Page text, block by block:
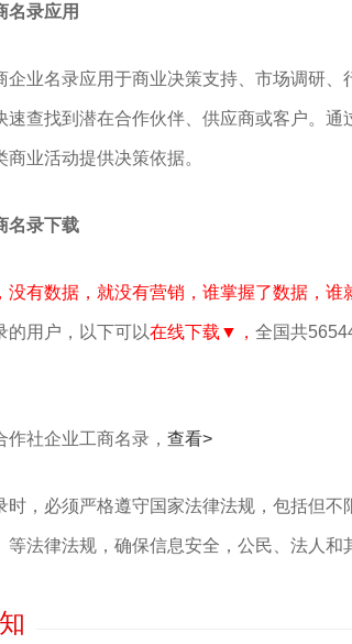
名录应用
企业名录应用于商业决策支持、市场调研
速查找到潜在合作伙伴、供应商或客户。
商业活动提供决策依据。
名录下载
没有数据，就没有营销，谁掌握了数据，谁
的用户，以下可以在线下载▼， 全国共
社企业工商名录， 查看>
时，必须严格遵守国家法律法规，包括但
等‌法律法规，确保信息安全，公民、法人和